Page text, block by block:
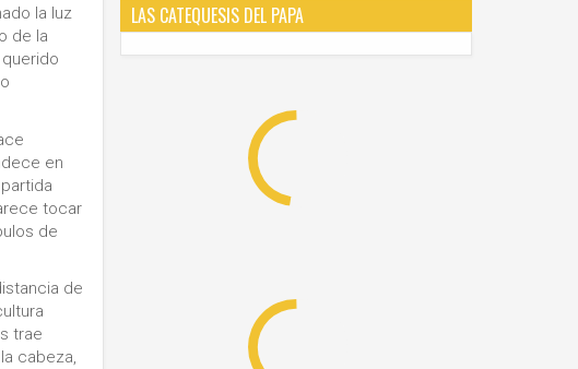
la luz
de la
querido
en
tocar
de
de
trae
cabeza,
LAS CATEQUESIS DEL PAPA